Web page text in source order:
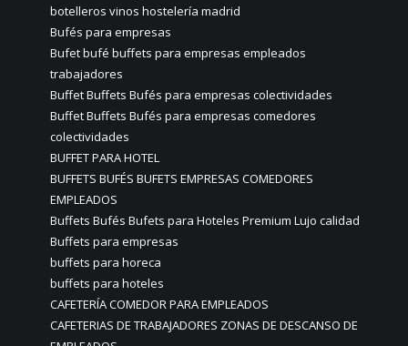
botelleros vinos hostelería madrid
Bufés para empresas
Bufet bufé buffets para empresas empleados
trabajadores
Buffet Buffets Bufés para empresas colectividades
Buffet Buffets Bufés para empresas comedores
colectividades
BUFFET PARA HOTEL
BUFFETS BUFÉS BUFETS EMPRESAS COMEDORES
EMPLEADOS
Buffets Bufés Bufets para Hoteles Premium Lujo calidad
Buffets para empresas
buffets para horeca
buffets para hoteles
CAFETERÍA COMEDOR PARA EMPLEADOS
CAFETERIAS DE TRABAJADORES ZONAS DE DESCANSO DE